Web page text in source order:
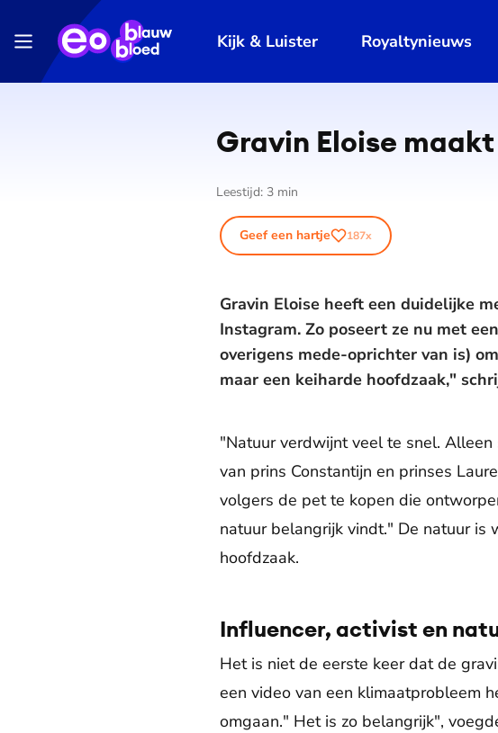
Kijk & Luister Royaltynieuws
Gravin Eloise
Leestijd: 3 min
Geef een hartje 187x
Gravin Eloise heeft een duidelijke
Instagram. Zo poseert ze nu met
overigens mede-oprichter van is)
maar een keiharde hoofdzaak,"
"Natuur verdwijnt veel te snel.
van prins Constantijn en prinses
volgers de pet te kopen die
natuur belangrijk vindt." De natuur is
hoofdzaak.
Influencer, activist en
Het is niet de eerste keer dat de
een video van een klimaatprobleem
omgaan." Het is zo belangrijk",